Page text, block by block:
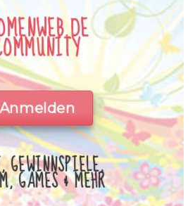
Anmelden
GEWINNSPIELE,
GAMES & MEHR